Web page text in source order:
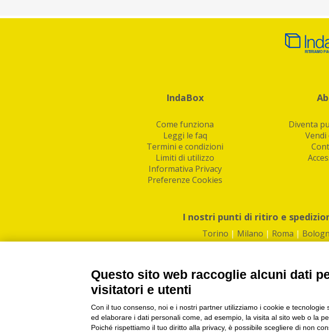
IndaBox
Come funziona
Leggi le faq
Termini e condizioni
Limiti di utilizzo
Informativa Privacy
Preferenze Cookies
Diventa
Vendi
I nostri punti di ritiro e
Torino | Milano | Roma |
PI/CF/N°Iscr.: 10821360012 | REA: RM 1494760 |
IndaBox | Oltre 11.500 punti di ritiro tra Bar, Tabaccai,
Questo sito web raccoglie alcuni dati
visitatori e utenti
Con il tuo consenso, noi e i nostri partner utilizziamo i cookie e tecnologie
ed elaborare i dati personali come, ad esempio, la visita al sito web o la
Poiché rispettiamo il tuo diritto alla privacy, è possibile scegliere di non